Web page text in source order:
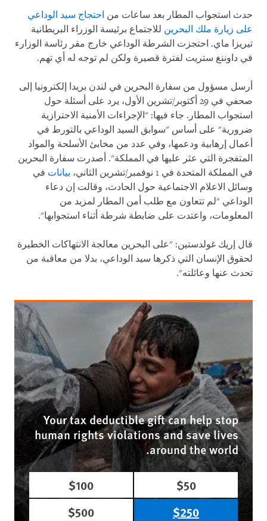
حدث استجواب المطار بعد ساعات من احتجاج سيد الوداعي
على زيارة ملك البحرين للاجتماع برئيسة الوزراء البريطانية
تيريزا ماي. احتجزت الشرطة الوداعي خارج مقر رئاسة الوزارء
في داوننغ ستريت لفترة قصيرة ولكن لم توجه له أي تهم.
أرسل مسؤول من سفارة البحرين في لندن بريدا إلكترونيا إلى
صحفي في 29 أكتوبر/تشرين الأول، يرد على أسئلة حول
استجواب المطار. جاء فيها: "الإجراءات الأمنية الاحترازية
ضرورية" على أساس "سوابق السيد الوداعي بالتورط في
أعمال إرهابية ودعمها، وفي عدد من مخابئ الأسلحة والمواد
المتفجرة التي عثر عليها في المملكة". أصدرت سفارة البحرين
في المملكة المتحدة في 1 نوفمبر/تشرين الثاني،
بيانات في
وسائل الاعلام الاجتماعية حول الحادث، وقالت إن دعاء
الوداعي "لم تتعاون مع طلب أمن المطار لمزيد من
المعلومات، واعتدت على ضابطة شرطة أثناء استجوابها".
قال إريك غولدستين: "على البحرين معالجة الانتهاكات الخطيرة
لحقوق الإنسان التي ذكرها سيد الوداعي، بدلا من معاقبة من
تحدث عنها وعائلته".
Your tax deductible gift can help stop
human rights violations and save lives
around the world.
$50
$100
$250
$500